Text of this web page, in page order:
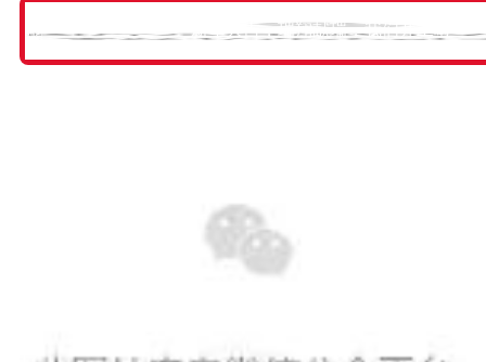
新年大吉，瑞翔献瑞，我们开工啦